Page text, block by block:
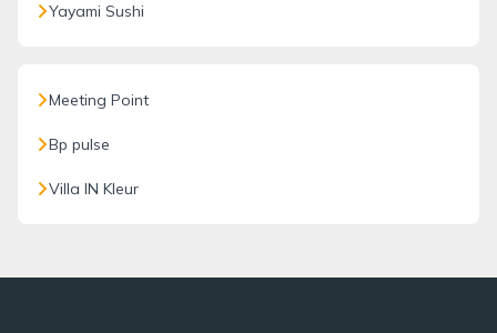
Yayami Sushi
Meeting Point
Bp pulse
Villa IN Kleur